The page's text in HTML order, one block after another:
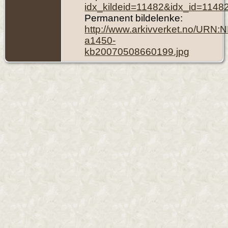
Permanent bildelenke:
http://www.arkivverket.no/
a1450-
kb20070508660199.jpg